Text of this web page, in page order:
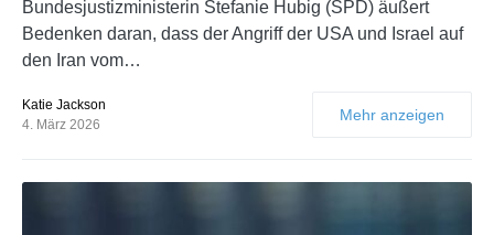
Bundesjustizministerin Stefanie Hubig (SPD) äußert
Bedenken daran, dass der Angriff der USA und Israel auf
den Iran vom…
Katie Jackson
4. März 2026
Mehr anzeigen